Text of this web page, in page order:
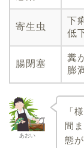
寄生虫
下
低
腸閉塞
糞
膨
あおい
「
間
態